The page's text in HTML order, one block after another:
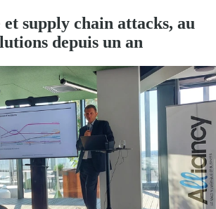
supply chain attacks, au
depuis un an